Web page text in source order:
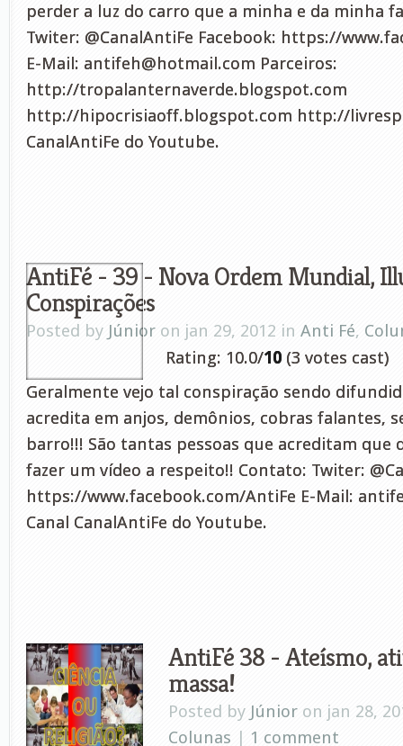
perder a luz do carro que a minha e da minha
Twiter: @CanalAntiFe Facebook: https://
E-Mail: antifeh@hotmail.com Parceiros:
http://tropalanternaverde.blogspot.com
http://hipocrisiaoff.blogspot.com http://
CanalAntiFe do Youtube.
AntiFé - 39 - Nova Ordem Mundial,
Conspirações
Posted by Júnior on jan 29, 2012 in Anti Fé,
Rating: 10.0/10 (3 votes cast)
Geralmente vejo tal conspiração sendo
acredita em anjos, demônios, cobras falantes,
barro!!! São tantas pessoas que acreditam que
fazer um vídeo a respeito!! Contato: Twiter:
https://www.facebook.com/AntiFe E-Mail:
Canal CanalAntiFe do Youtube.
AntiFé 38 - Ateísmo,
massa!
Posted by Júnior on jan 28,
Colunas | 1 comment